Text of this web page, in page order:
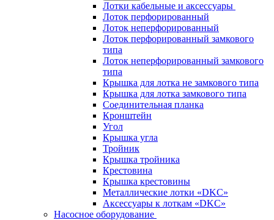
Лотки кабельные и аксессуары
Лоток перфорированный
Лоток неперфорированный
Лоток перфорированный замкового
типа
Лоток неперфорированный замкового
типа
Крышка для лотка не замкового типа
Крышка для лотка замкового типа
Соединительная планка
Кронштейн
Угол
Крышка угла
Тройник
Крышка тройника
Крестовина
Крышка крестовины
Металлические лотки «DKC»
Аксессуары к лоткам «DKC»
Насосное оборудование